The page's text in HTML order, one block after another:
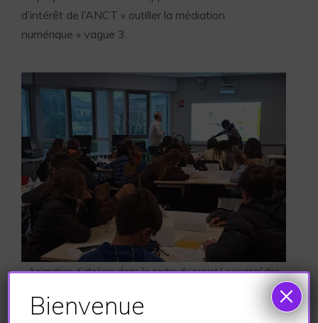
d’intérêt de l’ANCT « outiller la médiation
numérique » vague 3.
Animation d’ateliers dans le cadre du projetLe journal des
Bienvenue ×